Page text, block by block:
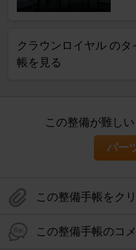
クラウンロイヤル の
帳を見る
この整備が難し
パー
この整備手帳をク
この整備手帳のコ